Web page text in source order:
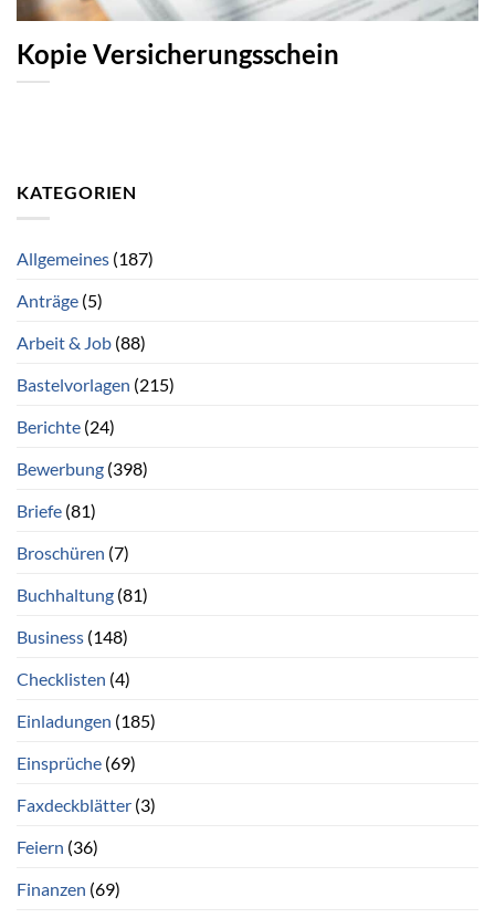
Kopie Versicherungsschein
KATEGORIEN
Allgemeines (187)
Anträge (5)
Arbeit & Job (88)
Bastelvorlagen (215)
Berichte (24)
Bewerbung (398)
Briefe (81)
Broschüren (7)
Buchhaltung (81)
Business (148)
Checklisten (4)
Einladungen (185)
Einsprüche (69)
Faxdeckblätter (3)
Feiern (36)
Finanzen (69)